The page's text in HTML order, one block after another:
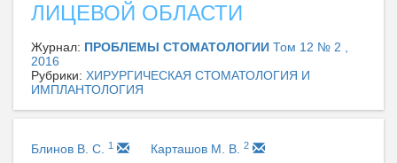
ЛИЦЕВОЙ ОБЛАСТИ
Журнал: ПРОБЛЕМЫ СТОМАТОЛОГИИ Том 12 № 2 ,
2016
Рубрики: ХИРУРГИЧЕСКАЯ СТОМАТОЛОГИЯ И
ИМПЛАНТОЛОГИЯ
Блинов В. С. 1 Карташов М. В. 2